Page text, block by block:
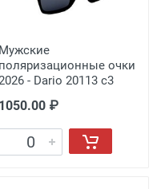
Мужские
поляризационные очки
- Dario 20113 c3
1050.00 ₽